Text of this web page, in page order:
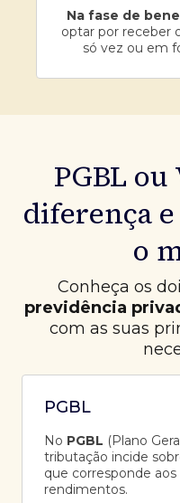
Na fase de
optar por receber
só vez ou em
PGBL
diferença
o
Conheça os
previdência
com as suas
PGBL
No PGBL (Plano
tributação incide
que corresponde
rendimentos.